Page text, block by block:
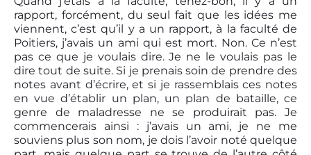
rapport, forcément, du seul fait que les idées me
viennent, c’est qu’il y a un rapport, à la faculté de
Poitiers, j’avais un ami qui est mort. Non. Ce n’est
pas ce que je voulais dire. Je ne le voulais pas le
dire tout de suite. Si je prenais soin de prendre des
notes avant d’écrire, et si je rassemblais ces notes
en vue d’établir un plan, un plan de bataille, ce
genre de maladresse ne se produirait pas. Je
commencerais ainsi : j’avais un ami, je ne me
souviens plus son nom, je dois l’avoir noté quelque